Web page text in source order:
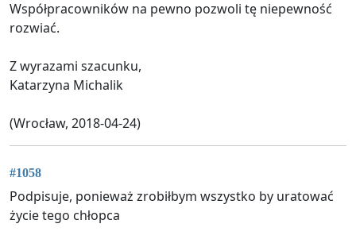
Współpracowników na pewno pozwoli tę niepewność
rozwiać.
Z wyrazami szacunku,
Katarzyna Michalik
(Wrocław, 2018-04-24)
#1058
Podpisuje, ponieważ zrobiłbym wszystko by uratować
życie tego chłopca